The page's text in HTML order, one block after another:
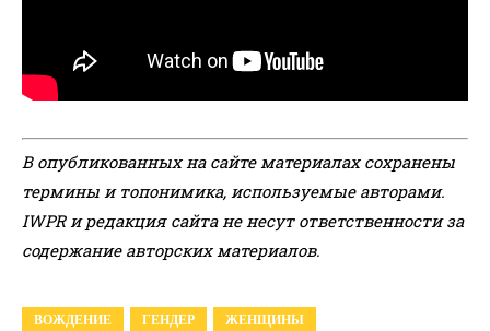
В опубликованных на сайте материалах сохранены
термины и топонимика, используемые авторами.
IWPR и редакция сайта не несут ответственности за
содержание авторских материалов.
ВОЖДЕНИЕ ГЕНДЕР
ЖЕНЩИНЫ